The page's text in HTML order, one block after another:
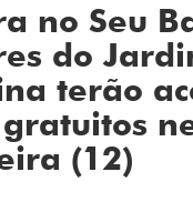
no Seu
do
terão
(12)